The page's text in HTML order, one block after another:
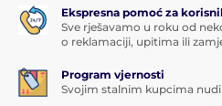
Ekspresna pomoć za
Sve rješavamo u roku od
o reklamaciji, upitima ili
Program vjernosti
Svojim stalnim kupcima